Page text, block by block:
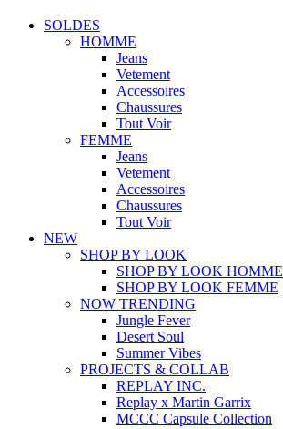
SOLDES
HOMME
Jeans
Vetement
Accessoires
Chaussures
Tout Voir
FEMME
Jeans
Vetement
Accessoires
Chaussures
Tout Voir
NEW
SHOP BY LOOK
SHOP BY LOOK HOMME
SHOP BY LOOK FEMME
NOW TRENDING
Jungle Fever
Desert Soul
Summer Vibes
PROJECTS & COLLAB
REPLAY INC.
Replay x Martin Garrix
MCCC Capsule Collection